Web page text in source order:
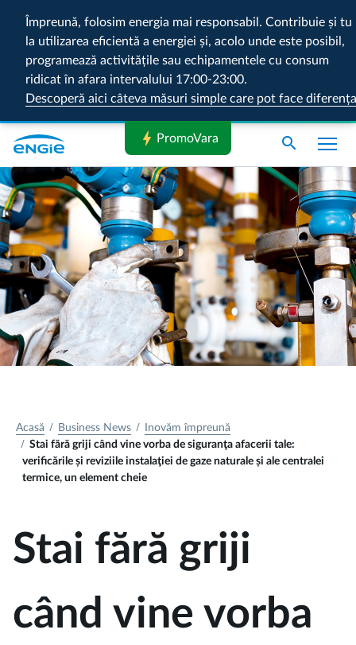
Împreună, folosim energia mai responsabil. Contribuie și tu
la utilizarea eficientă a energiei și, acolo unde este posibil,
programează activitățile sau echipamentele cu consum
ridicat în afara intervalului 17:00-23:00.
Descoperă aici câteva măsuri simple care pot face diferența
search
Acasă Business News
Inovăm împreună
Stai fără griji când vine vorba de siguranţa afacerii tale:
verificările și reviziile instalaţiei de gaze naturale și ale centralei
termice, un element cheie
Stai fără griji
când vine vorba
bolt PromoVara